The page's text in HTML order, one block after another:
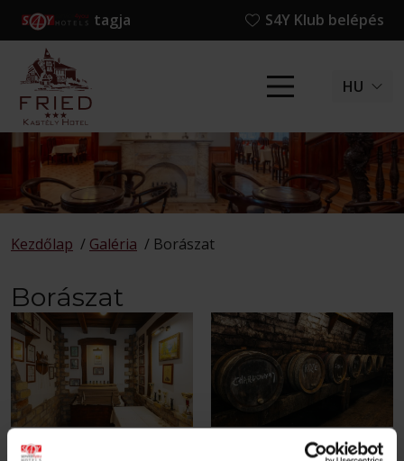
tagja S4Y Klub belépés
HU
Kezdőlap / Galéria / Borászat
Borászat